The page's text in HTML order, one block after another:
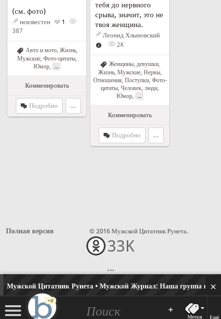
+
Метки Ещё
+6
×
Мужской Цитатник Рунета • Мужской Журнал: Наша группа в
(см. фото)
неизвестен 1
387
Авто и мото, Жизнь,
Мужские, Фото-цитаты,
Юмор, ...
Комменировать
Подробно ...
тебя до нервного
срыва, значит, это не
твоя женщина.
Леонид Хлыновский
2K
Женщины, девушки,
Жизнь, Мужские, Нервы,
Отношения Поступки, Фото-
цитаты Человек, люди
Юмор, ...
Комменировать
Подробно ...
Полная версия © 2016 Мужской Цитатник Рунета.
33K
•••